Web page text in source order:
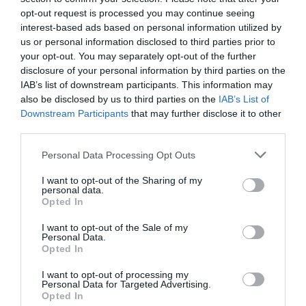
opt-out request is processed you may continue seeing
interest-based ads based on personal information utilized by
us or personal information disclosed to third parties prior to
your opt-out. You may separately opt-out of the further
disclosure of your personal information by third parties on the
IAB’s list of downstream participants. This information may
also be disclosed by us to third parties on the IAB’s List of
Downstream Participants that may further disclose it to other
Personal Data Processing Opt Outs
I want to opt-out of the Sharing of my
personal data.
Opted In
I want to opt-out of the Sale of my
Personal Data.
Opted In
I want to opt-out of processing my
Personal Data for Targeted Advertising.
Opted In
•iš vieno hektaro kanapių galima
•kanapių popieriuje nėra dioksinų ar
Švedijoje rasta meteorito liekana
Prieš kurį laiką Švedijoje rasta meteorito
gyvybės šuolis. 100 meteorito liekanų
Essay Writer In London